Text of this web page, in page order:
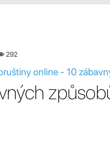
292
online - 10